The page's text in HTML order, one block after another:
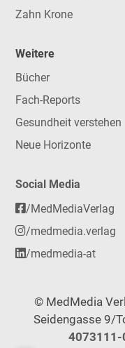
Zahn Krone
Weitere
Bücher
Fach-Reports
Gesundheit verstehen
Neue Horizonte
Social Media
/MedMediaVerlag
/medmedia.verlag
/medmedia-at
© MedMedia
Seidengasse 9/
4073111-